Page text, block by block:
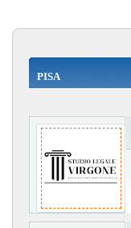
PISA